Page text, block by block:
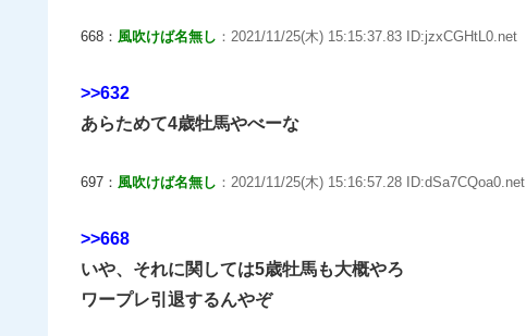
668： 風吹けば名無し ：2021/11/25(木) 15:15:37.83 ID:jzxCGHtL0.net
>>632
あらためて4歳牡馬やべーな
697： 風吹けば名無し ：2021/11/25(木) 15:16:57.28 ID:dSa7CQoa0.net
>>668
いや、それに関しては5歳牡馬も大概やろ
ワープレ引退するんやぞ